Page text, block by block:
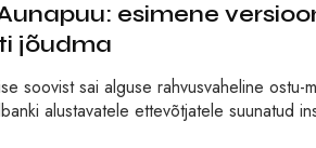
esimene
jõudma
soovist sai alguse rahvusvaheline
alustavatele ettevõtjatele suunatud